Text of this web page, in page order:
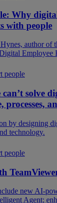
Why
with people
author of
Employee
people
solve
processes,
by designing
technology.
people
new AI-
Agent;